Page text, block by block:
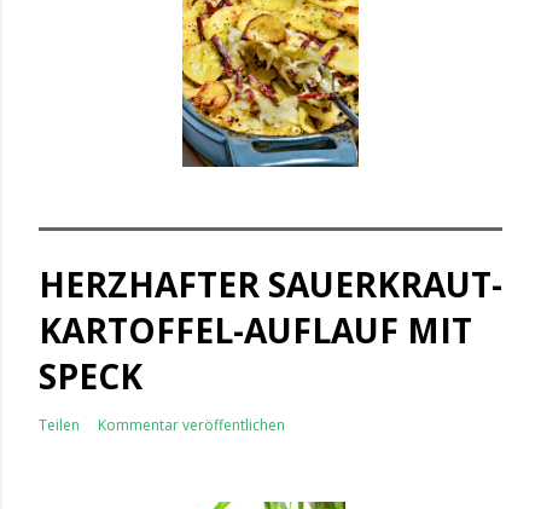
HERZHAFTER SAUERKRAUT-
KARTOFFEL-AUFLAUF MIT
SPECK
Teilen Kommentar veröffentlichen